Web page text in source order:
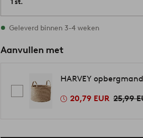
1 st.
Op voorraad
Geleverd binnen 3-4 weken
Aanvullen met
HARVEY opbergmand
20,79 EUR 25,99